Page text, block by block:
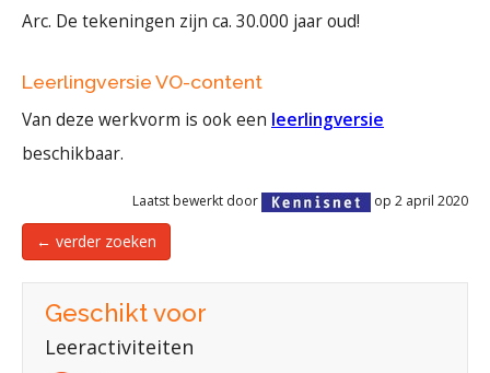
Arc. De tekeningen zijn ca. 30.000 jaar oud!
Leerlingversie VO-content
Van deze werkvorm is ook een leerlingversie
beschikbaar.
Laatst bewerkt door op 2 april 2020
← verder zoeken
Geschikt voor
Leeractiviteiten